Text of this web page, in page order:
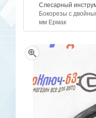
Слесарный
Бокорезы с
мм Ермак